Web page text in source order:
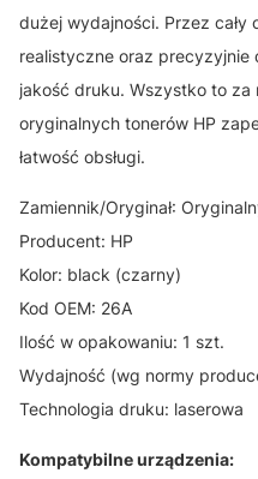
dużej wydajności. Przez
realistyczne oraz precyzyjnie
jakość druku. Wszystko to za
oryginalnych tonerów HP
łatwość obsługi.
Zamiennik/Oryginał:
Producent: HP
Kolor: black (czarny)
Kod OEM: 26A
Ilość w opakowaniu: 1 szt.
Wydajność (wg normy
Technologia druku: laserowa
Kompatybilne urządzenia: